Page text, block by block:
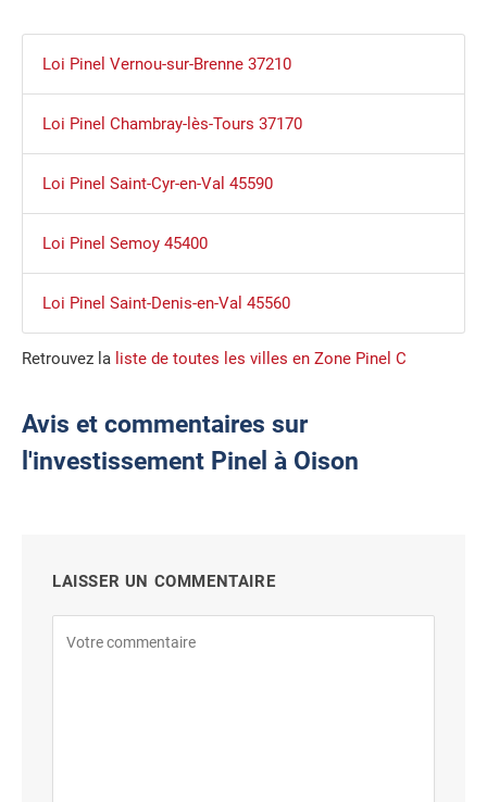
Loi Pinel Vernou-sur-Brenne 37210
Loi Pinel Chambray-lès-Tours 37170
Loi Pinel Saint-Cyr-en-Val 45590
Loi Pinel Semoy 45400
Loi Pinel Saint-Denis-en-Val 45560
Retrouvez la liste de toutes les villes en Zone Pinel C
Avis et commentaires sur
l'investissement Pinel à Oison
LAISSER UN COMMENTAIRE